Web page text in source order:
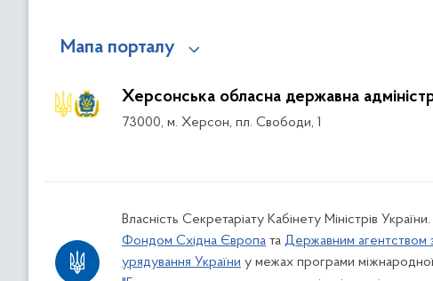
Мапа порталу
Херсонська обласна державна
73000, м. Херсон, пл. Свободи, 1
Власність Секретаріату Кабінету Міністрів
Фондом Східна Європа та Державним агентством
урядування України у межах програми